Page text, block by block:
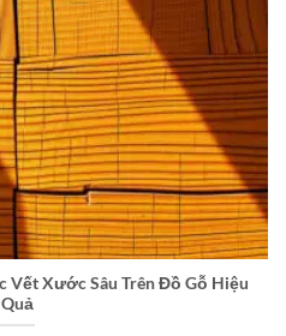
Vết Xước Sâu Trên Đồ Gỗ Hiệu
Quả